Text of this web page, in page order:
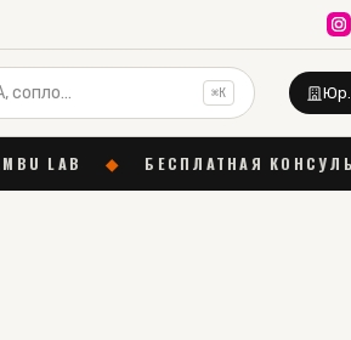
⌘K
◆ БЕСПЛАТНАЯ КОНСУЛЬТАЦИЯ В